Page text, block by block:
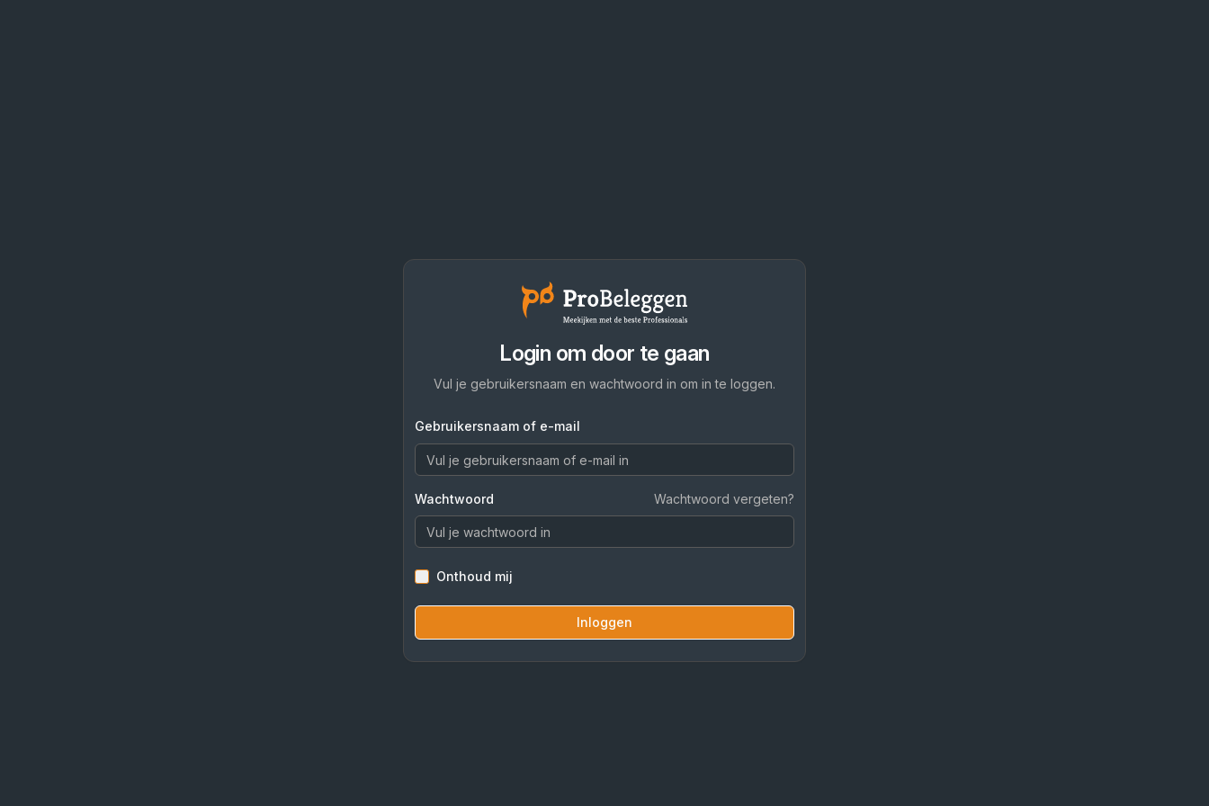
Login om door te gaan
Vul je gebruikersnaam en wachtwoord in om in te loggen.
Gebruikersnaam of e-mail
Wachtwoord Wachtwoord vergeten?
Onthoud mij
Inloggen